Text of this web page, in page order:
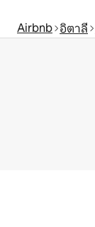
Airbnb อิตาลี